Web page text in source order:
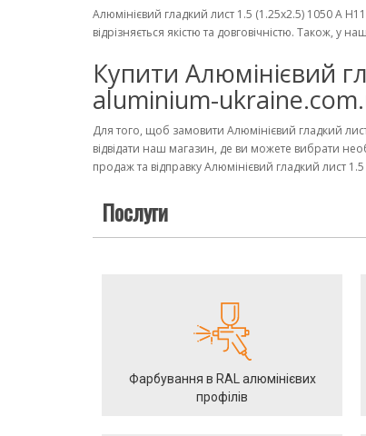
Алюмінієвий гладкий лист 1.5 (1.25х2.5) 1050 А
відрізняється якістю та довговічністю. Також,
Купити Алюмінієвий
aluminium-
Для того, щоб замовити Алюмінієвий гладкий
відвідати наш магазин, де ви можете вибрати
продаж та відправку Алюмінієвий гладкий лист
Послуги
Фарбування в RAL алюмінієвих
профілів